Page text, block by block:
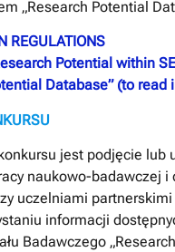
„Research Potential
REGULATIONS
Potential within
Database” (to read
jest podjęcie lub
naukowo-badawczej i
uczelniami partnerskimi
informacji
Badawczego